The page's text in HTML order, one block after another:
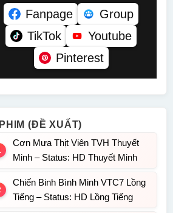
Fanpage
Group
TikTok
Youtube
Pinterest
PHIM (ĐỀ XUẤT)
Cơn Mưa Thịt Viên TVH Thuyết
Minh – Status: HD Thuyết Minh
Chiến Binh Bình Minh VTC7 Lồng
Tiếng – Status: HD Lồng Tiếng